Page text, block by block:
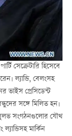
সেক্রেটারি হিসেবে
ল্যান্ডি, বেলংসহ
ভাইস প্রেসিডেন্ট
সঙ্গে মিলিত হন।
সংগঠনগুলোর যৌথ
মার্কিন